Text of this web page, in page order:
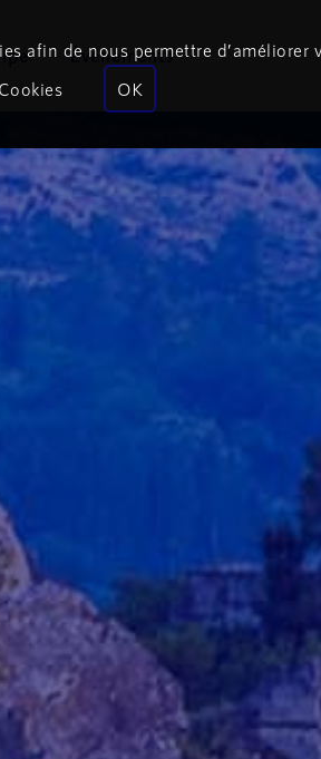
Événements
afin de nous permettre d’améliorer
OK